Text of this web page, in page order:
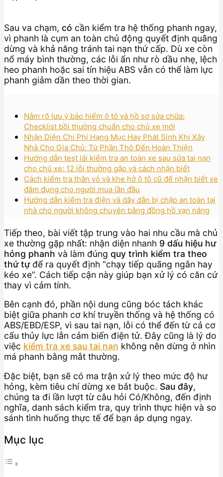
Sau va chạm, có cần kiểm tra hệ thống phanh ngay,
vì phanh là cụm an toàn chủ động quyết định quãng
dừng và khả năng tránh tai nạn thứ cấp. Dù xe còn
nổ máy bình thường, các lỗi ẩn như rò dầu nhẹ, lệch
heo phanh hoặc sai tín hiệu ABS vẫn có thể làm lực
phanh giảm dần theo thời gian.
Nắm rõ lưu ý bảo hiểm ô tô và hồ sơ sửa chữa:
Checklist bồi thường chuẩn cho chủ xe mới
Nhận Diện Chi Phí Hạng Mục Hay Phát Sinh Khi Xây
Nhà Cho Gia Chủ: Từ Phần Thô Đến Hoàn Thiện
Hướng dẫn test lái kiểm tra an toàn xe sau sửa tai nạn
cho chủ xe: 12 lỗi thường gặp và cách nhận biết
Cách kiểm tra thân vỏ và khe hở ô tô cũ để nhận biết xe
đâm đụng cho người mua lần đầu
Hướng dẫn kiểm tra điện và dây dẫn bị chập an toàn tại
nhà cho người không chuyên bằng đồng hồ vạn năng
Tiếp theo, bài viết tập trung vào hai nhu cầu mà chủ
xe thường gặp nhất: nhận diện nhanh 9 dấu hiệu hư
hỏng phanh và làm đúng quy trình kiểm tra theo
thứ tựđể ra quyết định “chạy tiếp quãng ngắn hay
kéo xe”. Cách tiếp cận này giúp bạn xử lý có căn cứ
thay vì cảm tính.
Bên cạnh đó, phần nội dung cũng bóc tách khác
biệt giữa phanh cơ khí truyền thống và hệ thống có
ABS/EBD/ESP, vì sau tai nạn, lỗi có thể đến từ cả cơ
cấu thủy lực lẫn cảm biến điện tử. Đây cũng là lý do
việc kiểm tra xe sau tai nạn không nên dừng ở nhìn
má phanh bằng mắt thường.
Đặc biệt, bạn sẽ có ma trận xử lý theo mức độ hư
hỏng, kèm tiêu chí dừng xe bắt buộc. Sau đây,
chúng ta đi lần lượt từ câu hỏi Có/Không, đến định
nghĩa, danh sách kiểm tra, quy trình thực hiện và so
sánh tình huống thực tế để bạn áp dụng ngay.
Mục lục